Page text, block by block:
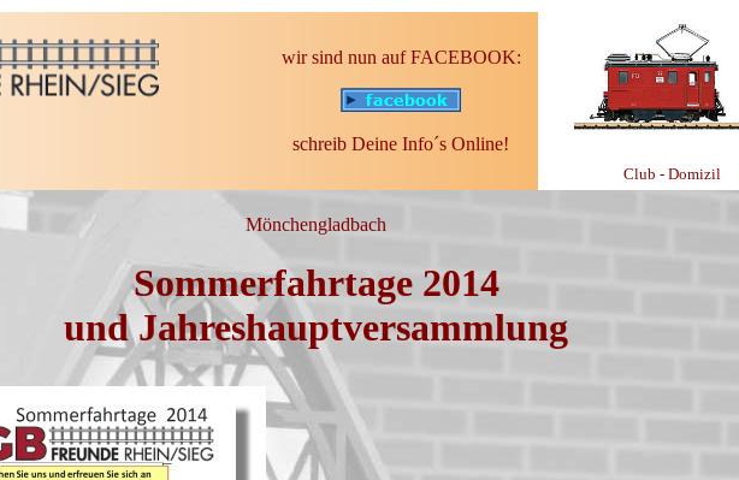
wir sind nun auf FACEBOOK:
schreib Deine Info´s Online!
Club - Domizil
Mönchengladbach
Sommerfahrtage 2014
und Jahreshauptversammlung